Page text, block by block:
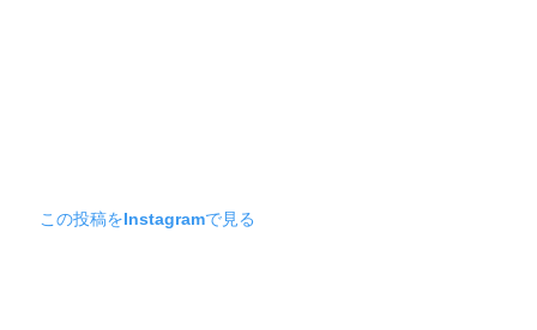
この投稿をInstagramで見る